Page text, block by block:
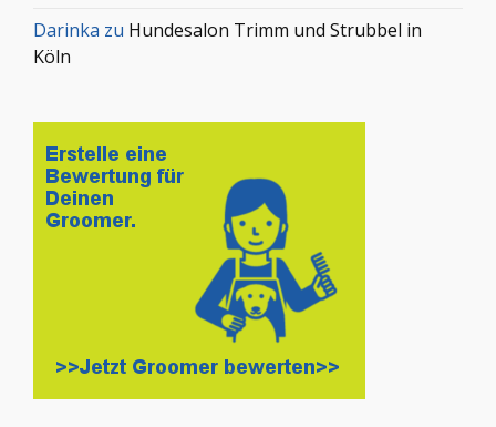
Darinka zu Hundesalon Trimm und Strubbel in
Köln